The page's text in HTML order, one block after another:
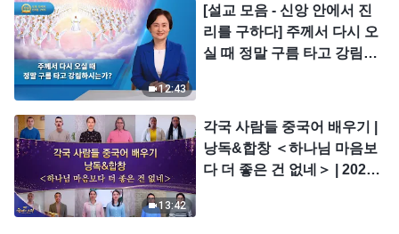
12:43
[설교 모음 - 신앙 안에서 진
리를 구하다] 주께서 다시 오
실 때 정말 구름 타고 강림하
13:42
각국 사람들 중국어 배우기 |
낭독&합창 ＜하나님 마음보
다 더 좋은 건 없네＞ | 2026